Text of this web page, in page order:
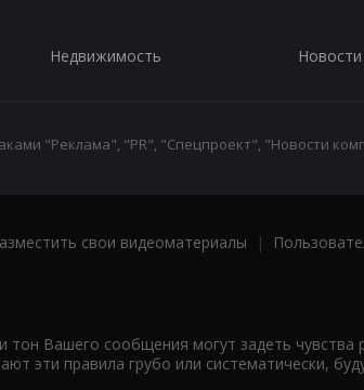
Недвижимость Новости
"Реклама", "PR", "Спецпроект", "Новости
свои видеоматериалы |
Вашего сообщения могут задеть чувства
эти правила грубо или систематически,